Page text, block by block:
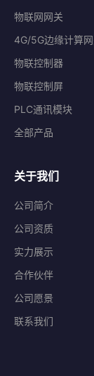
物联网网关
4G/5G边缘计算
物联控制器
物联控制屏
PLC通讯模块
全部产品
关于我们
公司简介
公司资质
实力展示
合作伙伴
公司愿景
联系我们